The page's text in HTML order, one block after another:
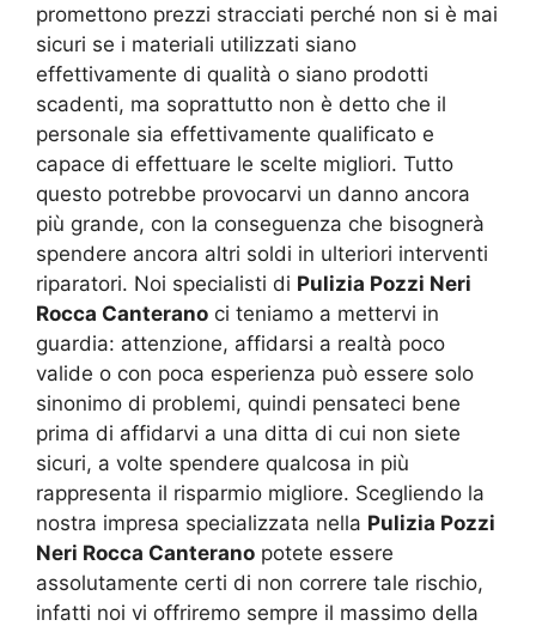
promettono prezzi stracciati perché non si è mai
sicuri se i materiali utilizzati siano
effettivamente di qualità o siano prodotti
scadenti, ma soprattutto non è detto che il
personale sia effettivamente qualificato e
capace di effettuare le scelte migliori. Tutto
questo potrebbe provocarvi un danno ancora
più grande, con la conseguenza che bisognerà
spendere ancora altri soldi in ulteriori interventi
riparatori. Noi specialisti di Pulizia Pozzi Neri
Rocca Canterano ci teniamo a mettervi in
guardia: attenzione, affidarsi a realtà poco
valide o con poca esperienza può essere solo
sinonimo di problemi, quindi pensateci bene
prima di affidarvi a una ditta di cui non siete
sicuri, a volte spendere qualcosa in più
rappresenta il risparmio migliore. Scegliendo la
nostra impresa specializzata nella Pulizia Pozzi
Neri Rocca Canterano potete essere
assolutamente certi di non correre tale rischio,
infatti noi vi offriremo sempre il massimo della